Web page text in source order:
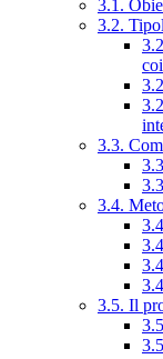
3.1.
3.2.
3.3.
3.4.
3.5. Il